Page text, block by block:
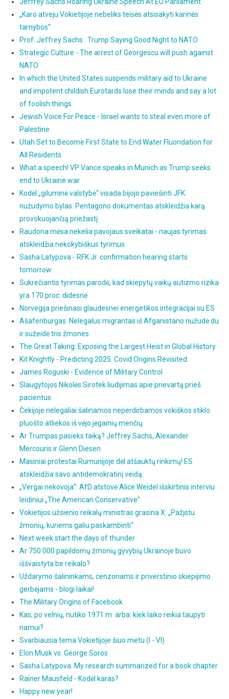
„Karo atveju Vokietijoje nebeliks teisės atsisakyti karinės
tarnybos“
Prof. Jeffrey Sachs : Trump Saying Good Night to NATO
Strategic Culture - The arrest of Georgescu will push against
NATO
In which the United States suspends military aid to Ukraine
and impotent childish Eurotards lose their minds and say a lot
of foolish things
Jewish Voice For Peace - Israel wants to steal even more of
Palestine.
Utah Set to Become First State to End Water Fluoridation for
All Residents
What a speech! VP Vance speaks in Munich as Trump seeks
end to Ukraine war
Kodėl „giluminė valstybė“ visada bijojo paviešinti JFK
nužudymo bylas: Pentagono dokumentas atskleidžia karą
provokuojančią priežastį
Raudona mėsa nekelia pavojaus sveikatai - naujas tyrimas
atskleidžia nekokybiškus tyrimus
Sasha Latypova - RFK Jr. confirmation hearing starts
tomorrow
Sukrečiantis tyrimas parodė, kad skiepytų vaikų autizmo rizika
yra 170 proc. didesnė
Norvegija priešinasi glaudesnei energetikos integracijai su ES
Ašafenburgas: Nelegalus migrantas iš Afganistano nužudė du
ir sužeidė tris žmones
The Great Taking: Exposing the Largest Heist in Global History
Kit Knightly - Predicting 2025: Covid Origins Revisited
James Roguski - Evidence of Military Control
Slaugytojos Nikolės Sirotek liudijimas apie prievartą prieš
pacientus
Čekijoje nelegaliai šalinamos neperdirbamos vokiškos stiklo
pluošto atliekos iš vėjo jėgainių menčių
Ar Trumpas pasieks taiką? Jeffrey Sachs, Alexander
Mercouris ir Glenn Diesen
Masiniai protestai Rumunijoje dėl atšauktų rinkimų! ES
atskleidžia savo antidemokratinį veidą.
„Vergai nekovoja“: AfD atstovė Alice Weidel išskirtinis interviu
leidiniui „The American Conservative"
Vokietijos užsienio reikalų ministras grasina X: „Pažįstu
žmonių, kuriems galiu paskambinti“
Next week start the days of thunder
Ar 750 000 papildomų žmonių gyvybių Ukrainoje buvo
iššvaistyta be reikalo?
Uždarymo šalininkams, cenzoriams ir priverstinio skiepijimo
gerbėjams - blogi laikai!
The Military Origins of Facebook
Kas, po velnių, nutiko 1971 m. arba: kiek laiko reikia taupyti
namui?
Svarbiausia tema Vokietijoje šiuo metu (I - VI)
Elon Musk vs. George Soros
Sasha Latypova: My research summarized for a book chapter
Rainer Mausfeld - Kodėl karas?
Happy new year!